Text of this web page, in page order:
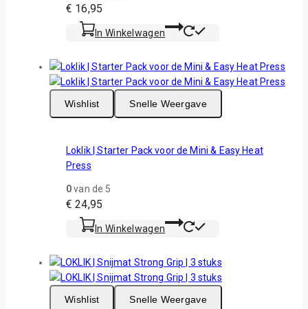
€ 16,95
In Winkelwagen
Wishlist Snelle Weergave
Loklik | Starter Pack voor de Mini & Easy Heat
Press
0van de 5
€ 24,95
In Winkelwagen
Wishlist Snelle Weergave